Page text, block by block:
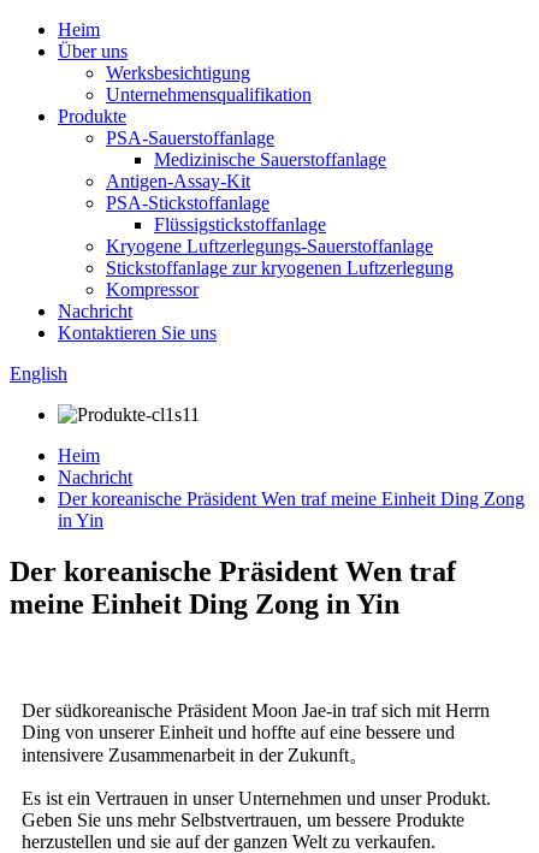
Heim
Über uns
Werksbesichtigung
Unternehmensqualifikation
Produkte
PSA-Sauerstoffanlage
Medizinische Sauerstoffanlage
Antigen-Assay-Kit
PSA-Stickstoffanlage
Flüssigstickstoffanlage
Kryogene Luftzerlegungs-Sauerstoffanlage
Stickstoffanlage zur kryogenen Luftzerlegung
Kompressor
Nachricht
Kontaktieren Sie uns
English
Heim
Nachricht
Der koreanische Präsident Wen traf meine Einheit Ding Zong
in Yin
Der koreanische Präsident Wen traf
meine Einheit Ding Zong in Yin
Der südkoreanische Präsident Moon Jae-in traf sich mit Herrn
Ding von unserer Einheit und hoffte auf eine bessere und
intensivere Zusammenarbeit in der Zukunft。
Es ist ein Vertrauen in unser Unternehmen und unser Produkt.
Geben Sie uns mehr Selbstvertrauen, um bessere Produkte
herzustellen und sie auf der ganzen Welt zu verkaufen.